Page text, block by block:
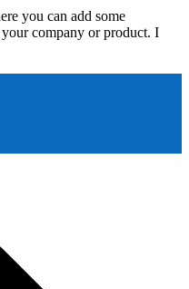
you can add some
company or product. I